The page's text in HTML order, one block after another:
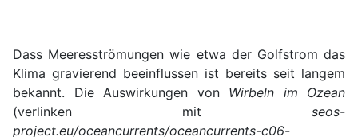
Dass Meeresströmungen wie etwa der Golfstrom das
Klima gravierend beeinflussen ist bereits seit langem
bekannt. Die Auswirkungen von Wirbeln im Ozean
(verlinken mit seos-
project.eu/oceancurrents/oceancurrents-c06-